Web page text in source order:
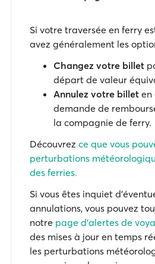
Si votre traversée en ferry
avez généralement les
Changez votre billet
départ de valeur
Annulez votre billet en
demande de
la compagnie de ferry.
Découvrez ce que vous
perturbations
des ferries.
Si vous êtes inquiet
annulations, vous pouvez
notre page d'alertes de
des mises à jour en temps
les perturbations